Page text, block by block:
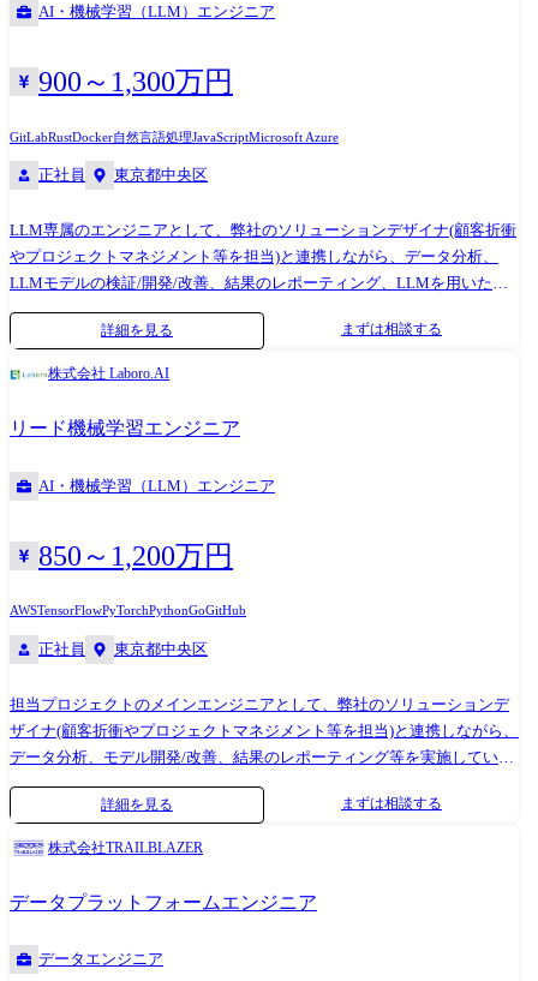
必要に応じて増加します。 ●裁量の大きさについて 弊社はAIコンサルテ
としています。 AIソリューションを提供するためにあらゆることを思案
して実行できればと考えているので、提供元のエンジニアは以下のよう
な裁量の大きい環境で自らのプロフェッショナリズムを発揮いただけれ
客様が設計した問題に対してその問題設計に提言できること ・チームを
もと、必要人員の確保依頼やツールの追加導入について主導、積極的な
提案ができること ●技術スタック 使用する技術はプロジェクトにより異
なりますが、主に以下の技術スタックを用いて開発を行っています。 ・
データ分析全般(NumPy, pandas, Matplotlib, seaborn, plotly, Streamlit) ・機
械学習(sckit-learn, statsmodelsm, OPTUNA, SHAP, LightGBM) ・Deep
Learning(PyTorch, TensorFlow, Hugging Face, OpenAI, LangChain) ・実験管
うな社内活動を通じて技術的成長やエンゲージメント向上を行っていま
の開催(マルチエージェント etc...) - 本勉強会にはソリューションデザイ
ナー、コーポレートも合わせ、社員の約3/4のメンバーが参加しました。
ーダーチャートの作成/予想、チームのキャッチコピー作成等のワークを
と「機械学習・AI」双方の高度な知識を持ちクライアント企業の課題解
製造業、インフラ・建設、マーケティング、メディア、Webサービスを
はじめとした大手企業の新規事業部門、AI/DX推進部門、研究開発部門
に対して、企画提案〜プロジェクト実行まで幅広い業務を実行していま
PMとしてプロジェクト運営をお任せします。 ※機械学習エンジニアが
業務内容 〜提案フェーズ〜 ・プロジェクト計画書の作成、wbsの作成 ・
アクティビティの洗い出し、スケジュール作成、依存関係とリソースの
割り当て ・コスト見積もり ・リスクの特定、評価 〜要件定義・仕様策
定・設計フェーズ〜 ・要件定義書の作成、合意取得 ・仕様書の作成、合
意取得 ・進捗管理、スケジュールの詳細化 ・品質要件の定義、品質管理
プロセスの実施、品質管理チェックリストやレビューの実施、テスト計
様書の作成 ・pj状況により試験の実施 ・外部ベンダーとの連携試験の調
整 〜運用・保守フェーズ〜 ・進捗管理、インシデントの管理 ・品質監
視と定期的なテスト ・保守チームのリソース確保、チームの技術研修 ・
障害発生時の関係者への報告と連絡 ・運用リスクの特定と対応策の策定
AI・機械学習（LLM）エンジニア
900～1,300万円
GitLabRustDocker自然言語処理JavaScriptMicrosoft Azure
正社員 東京都中央区
LLM専属のエンジニアとして、弊社のソリューションデザイナ(顧客折衝
やプロジェクトマネジメント等を担当)と連携しながら、データ分析、
LLMモデルの検証/開発/改善、結果のレポーティング、LLMを用いたシ
ステムの開発等に関わっていただきます。(プロジェクトごとに、リード
エンジニアが1名サポートにつきます。) またLLMに関連する最新技術の
キャッチアップ、社内への展開、及びマルチエージェントシステムのた
ロジェクトのLLMエンジニアのスーパーバイズおよび組織運営にも携わ
っていただきます。 ●具体的な業務内容 ・LLMを用いたクライアントプ
ロジェクトへの参画、及びソリューションの開発 ・LLMに関連する最新
技術のキャッチアップ、社内への展開 ・マルチエージェントシステムの
的な説明 ・LLMを用いたシステム開発PJにおけるLLMの精度検証・チュ
ーニング ・LLMエンジニアが担当するプロジェクトのスーパーバイズ ・
の開発・提供を行う、AI/機械学習のスペシャリスト集団で、最先端のAI
タートアップ企業です。 高い技術力と課題解決能力が評価され、既に大
手企業を中心に多くの導入事例とリピート契約があります。 ●カスタム
AIソリューション事業とは? 弊社は以下を特徴とするカスタムAIソリュ
ーション事業を展開しています。 ・オーダーメイドによるAI開発 - ア
カデミア出自の先端の機械学習技術をベースに、ビジネスにジャストフ
ィットする形でAIを受託開発 ・企業のコア業務をAIで変革 - 画一的な
に貢献 また他社との差別化のため、弊社は「バリューアップ型AIテー
マ」に注力しています。 ●プロジェクトの開発フロー 弊社では約3ヶ月間
という短いサイクルで機械学習モデルやAIに関係するシステムをお客様
に提供しています。 顧客折衝は基本的に弊社のソリューションデザイナ
詳細を見る まずは相談する
株式会社 Laboro.AI
リード機械学習エンジニア
AI・機械学習（LLM）エンジニア
850～1,200万円
AWSTensorFlowPyTorchPythonGoGitHub
正社員 東京都中央区
担当プロジェクトのメインエンジニアとして、弊社のソリューションデ
ザイナ(顧客折衝やプロジェクトマネジメント等を担当)と連携しながら、
データ分析、モデル開発/改善、結果のレポーティング等を実施していた
だきます。 また、それに加え、他プロジェクトの機械学習エンジニアの
スーパーバイズおよび組織運営にも携わっていただきます。 <具体的な
業務内容> ・ディープラーニング等の機械学習技術を用いたソリューシ
術観点からの評価やアドバイス ・機械学習エンジニアが担当するプロジ
ェクトのスーパーバイズ ・エンジニアリング部の組織運営に関わる業務
(採用、評価、育成等) ●このような想いを実現されたい方にご応募いただ
きたいです。 1.機械学習を用いた社会実装、産業実装を自分の手で担い
詳細を見る まずは相談する
株式会社TRAILBLAZER
データプラットフォームエンジニア
データエンジニア